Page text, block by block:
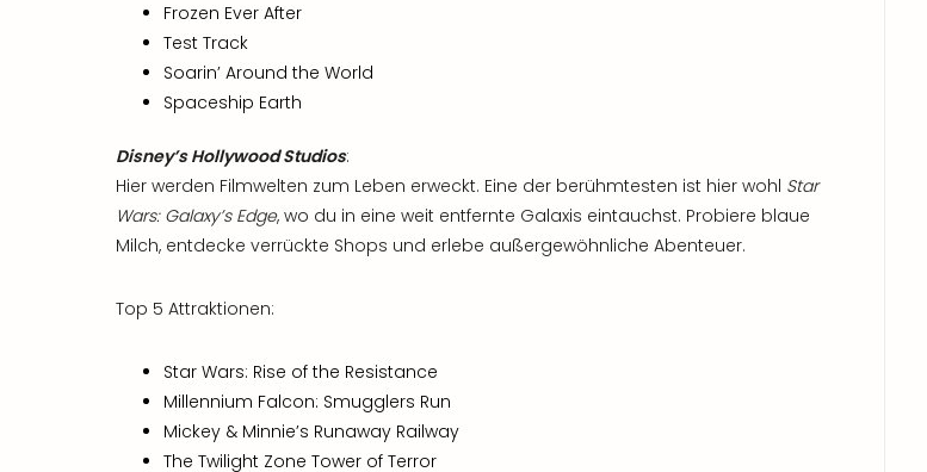
Frozen Ever After
Test Track
Soarin’ Around the World
Spaceship Earth
Disney’s Hollywood Studios:
Hier werden Filmwelten zum Leben erweckt. Eine der berühmtesten ist hier wohl Star
Wars: Galaxy’s Edge, wo du in eine weit entfernte Galaxis eintauchst. Probiere blaue
Milch, entdecke verrückte Shops und erlebe außergewöhnliche Abenteuer.
Top 5 Attraktionen:
Star Wars: Rise of the Resistance
Millennium Falcon: Smugglers Run
Mickey & Minnie’s Runaway Railway
The Twilight Zone Tower of Terror